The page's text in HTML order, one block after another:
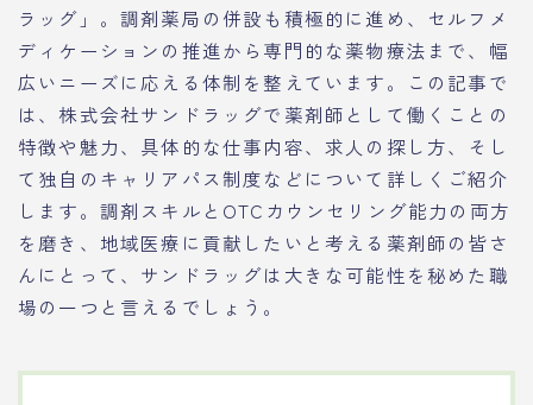
ラッグ」。調剤薬局の併設も積極的に進め、セルフメ
ディケーションの推進から専門的な薬物療法まで、幅
広いニーズに応える体制を整えています。この記事で
は、株式会社サンドラッグで薬剤師として働くことの
特徴や魅力、具体的な仕事内容、求人の探し方、そし
て独自のキャリアパス制度などについて詳しくご紹介
します。調剤スキルとOTCカウンセリング能力の両方
を磨き、地域医療に貢献したいと考える薬剤師の皆さ
んにとって、サンドラッグは大きな可能性を秘めた職
場の一つと言えるでしょう。